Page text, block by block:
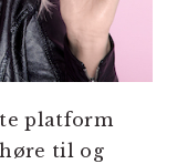
platform
til og